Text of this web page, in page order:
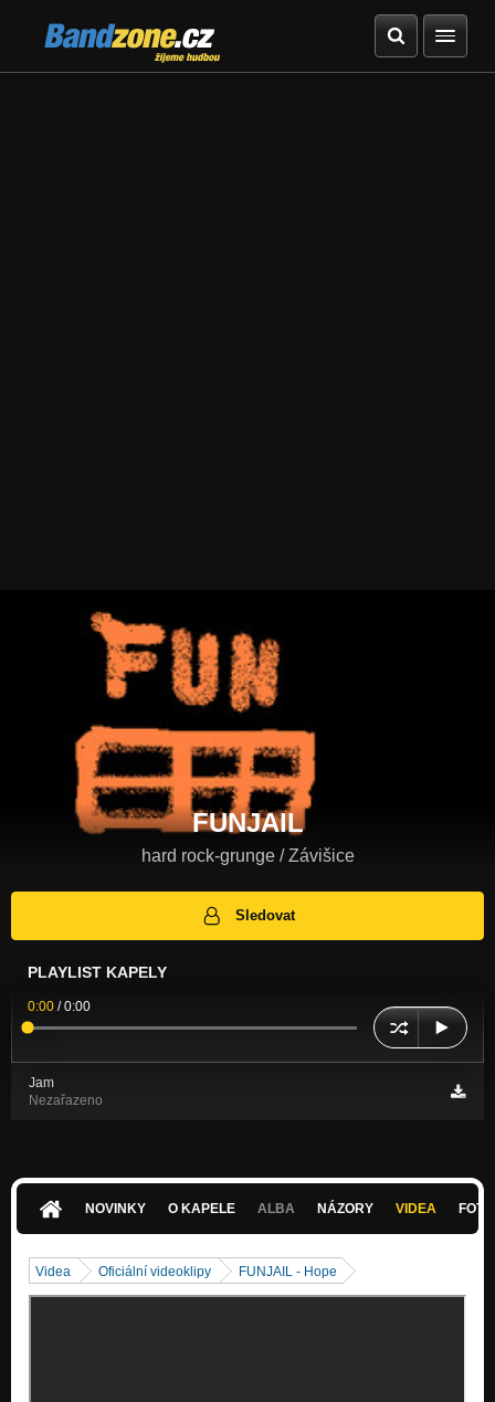
Bandzone.cz
žijeme hudbou
FUNJAIL
hard rock-grunge / Závišice
Sledovat
PLAYLIST KAPELY
0:00 /0:00
Jam
Nezařazeno
NOVINKY O KAPELE ALBA NÁZORY VIDEA
Videa Oficiální videoklipy FUNJAIL - Hope